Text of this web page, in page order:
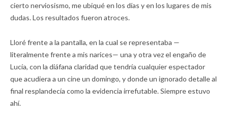
cierto nerviosismo, me ubiqué en los días y en los lugares de mis
dudas. Los resultados fueron atroces.
Lloré frente a la pantalla, en la cual se representaba —
literalmente frente a mis narices— una y otra vez el engaño de
Lucía, con la diáfana claridad que tendría cualquier espectador
que acudiera a un cine un domingo, y donde un ignorado detalle al
final resplandecía como la evidencia irrefutable. Siempre estuvo
ahí.